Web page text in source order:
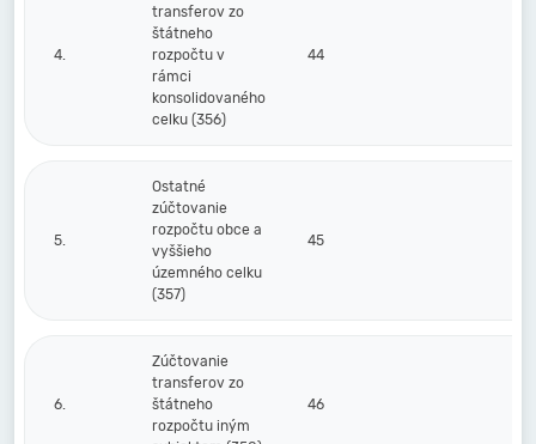
4.
transferov zo
štátneho
rozpočtu v
rámci
konsolidovaného
celku (356)
44
5.
Ostatné
zúčtovanie
rozpočtu obce a
vyššieho
územného celku
(357)
45
6.
Zúčtovanie
transferov zo
štátneho
rozpočtu iným
46